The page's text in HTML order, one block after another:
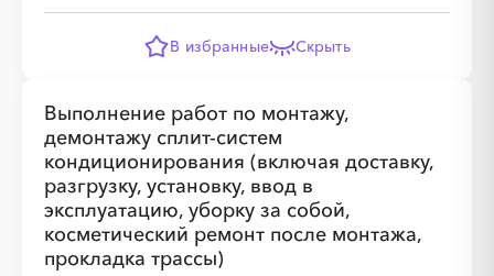
В избранные Скрыть
Выполнение работ по монтажу,
демонтажу сплит-систем
кондиционирования (включая доставку,
разгрузку, установку, ввод в
эксплуатацию, уборку за собой,
косметический ремонт после монтажа,
прокладка трассы)